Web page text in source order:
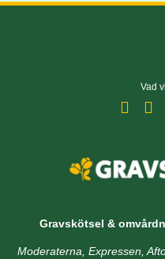
Vad
Gravskötsel &
Moderaterna, Expressen,